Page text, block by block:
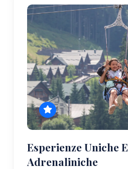
Esperienze Uniche E
Adrenaliniche